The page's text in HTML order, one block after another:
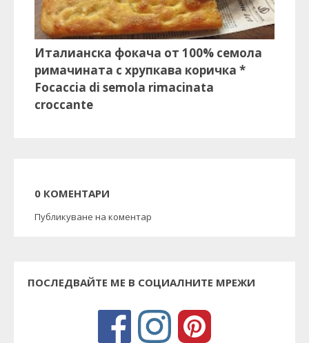
Италианска фокача от 100% семола
римачината с хрупкава коричка *
Focaccia di semola rimacinata
croccante
0 КОМЕНТАРИ
Публикуване на коментар
ПОСЛЕДВАЙТЕ МЕ В СОЦИАЛНИТЕ МРЕЖИ